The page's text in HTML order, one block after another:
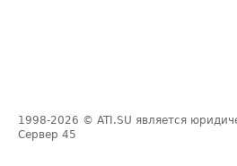
1998-2026 © ATI.SU является
Сервер 45